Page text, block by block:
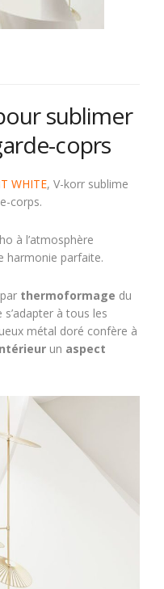
sublimer
coprs
WHITE, V-korr sublime
corps.
à l’atmosphère
harmonie parfaite.
par thermoformage du
à tous les
métal doré confère à
un aspect